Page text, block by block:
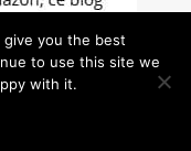
you the best
to use this site we
with it.